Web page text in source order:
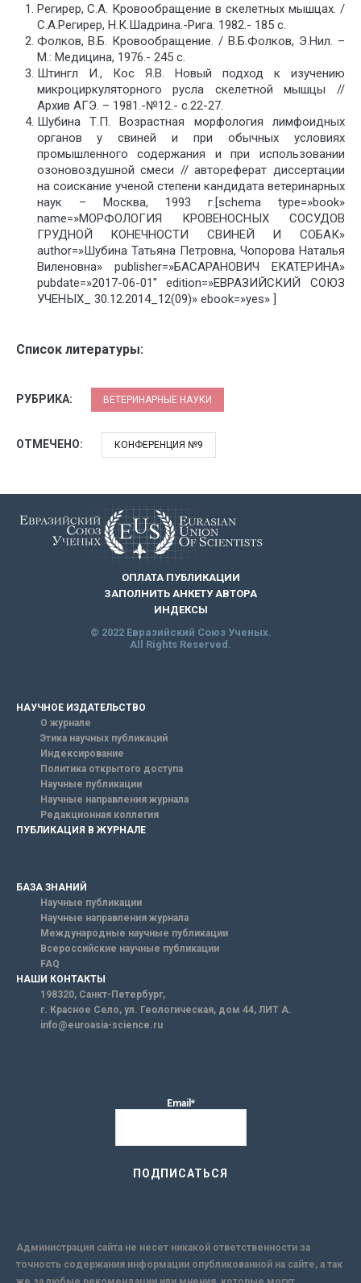
Регирер, С.А. Кровообращение в скелетных мышцах. /
С.А.Регирер, Н.К.Шадрина.-Рига. 1982.- 185 с.
Фолков, В.Б. Кровообращение. / В.Б.Фолков, Э.Нил. –
М.: Медицина, 1976.- 245 с.
Штингл И., Кос Я.В. Новый подход к изучению
микроциркуляторного русла скелетной мышцы //
Архив АГЭ. – 1981.-№12.- с.22-27.
Шубина Т.П. Возрастная морфология лимфоидных
органов у свиней и при обычных условиях
промышленного содержания и при использовании
озоновоздушной смеси // автореферат диссертации
на соискание ученой степени кандидата ветеринарных
наук – Москва, 1993 г.[schema type=»book»
name=»МОРФОЛОГИЯ КРОВЕНОСНЫХ СОСУДОВ
ГРУДНОЙ КОНЕЧНОСТИ СВИНЕЙ И СОБАК»
author=»Шубина Татьяна Петровна, Чопорова Наталья
Виленовна» publisher=»БАСАРАНОВИЧ ЕКАТЕРИНА»
pubdate=»2017-06-01″ edition=»ЕВРАЗИЙСКИЙ СОЮЗ
УЧЕНЫХ_ 30.12.2014_12(09)» ebook=»yes» ]
Список литературы:
РУБРИКА: ВЕТЕРИНАРНЫЕ НАУКИ
ОТМЕЧЕНО: КОНФЕРЕНЦИЯ №9
ОПЛАТА ПУБЛИКАЦИИ
ЗАПОЛНИТЬ АНКЕТУ АВТОРА
ИНДЕКСЫ
© 2022 Евразийский Союз Ученых.
All Rights Reserved.
НАУЧНОЕ ИЗДАТЕЛЬСТВО
О журнале
Этика научных публикаций
Индексирование
Политика открытого доступа
Научные публикации
Научные направления журнала
Редакционная коллегия
ПУБЛИКАЦИЯ В ЖУРНАЛЕ
БАЗА ЗНАНИЙ
Научные публикации
Научные направления журнала
Международные научные публикации
Всероссийские научные публикации
FAQ
НАШИ КОНТАКТЫ
198320, Санкт-Петербург,
г. Красное Село, ул. Геологическая, дом 44, ЛИТ А.
info@euroasia-science.ru
Email*
Администрация сайта не несет никакой ответственности за
точность содержания информации опубликованной на сайте, а так